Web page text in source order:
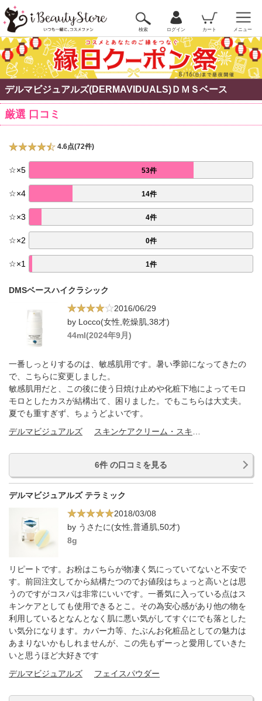
検索 ログイン カート メニュー
デルマビジュアルズ(DERMAVIDUALS)ＤＭＳベース
厳選 口コミ
4.6点(72件)
☆×5 53件
☆×4 14件
☆×3 4件
☆×2 0件
☆×1 1件
DMSベースハイクラシック
2016/06/29
by Locco(女性,乾燥肌,38才)
44ml(2024年9月)
一番しっとりするのは、敏感肌用です。暑い季節になってきたの
で、こちらに変更しました。
敏感肌用だと、この後に使う日焼け止めや化粧下地によってモロ
モロとしたカスが結構出て、困りました。でもこちらは大丈夫。
夏でも重すぎず、ちょうどよいです。
デルマビジュアルズ
6件 の口コミを見る
デルマビジュアルズ テラミック
2018/03/08
by うさたに(女性,普通肌,50才)
8g
リピートです。お粉はこちらが物凄く気にっていてないと不安で
す。前回注文してから結構たつのでお値段はちょっと高いとは思
うのですがコスパは非常にいいです。一番気に入っている点はス
キンケアとしても使用できるとこ。その為安心感があり他の物を
利用しているとなんとなく肌に悪い気がしてすぐにでも落とした
い気分になります。カバー力等、たぶんお化粧品としての魅力は
あまりないかもしれませんが、この先もずーっと愛用していきた
いと思うほど大好きです
デルマビジュアルズ
フェイスパウダー